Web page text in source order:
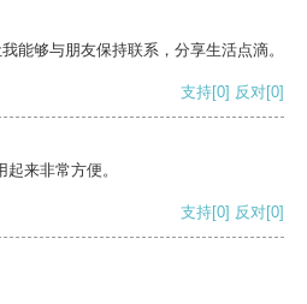
能够与朋友保持联系，分享生活点滴。
支持[0] 反对[0]
来非常方便。
支持[0] 反对[0]